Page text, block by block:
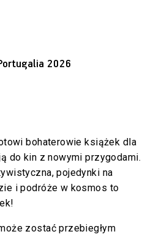
2026
bohaterowie książek dla
do kin z nowymi przygodami.
pojedynki na
i podróże w kosmos to
zostać przebiegłym